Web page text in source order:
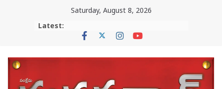
Saturday, August 8, 2026
Latest: